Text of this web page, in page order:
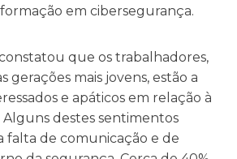
em cibersegurança.
que os trabalhadores,
gerações mais jovens, estão a
e apáticos em relação à
destes sentimentos
falta de comunicação e de